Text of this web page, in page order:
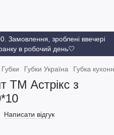
зроблені ввечері
в робочий день🤍
Губки Губки Україна Губка
ТМ Астрікс з
Написати відгук